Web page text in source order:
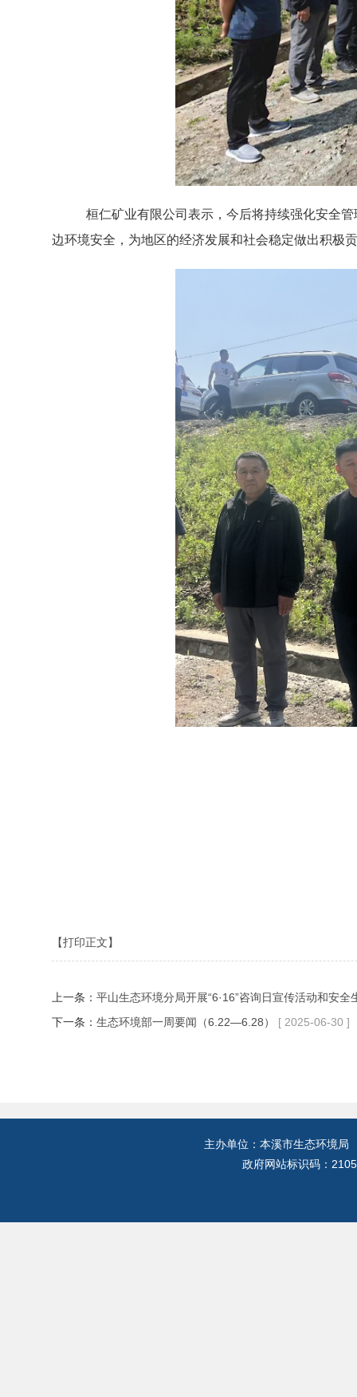
桓仁矿业有限公司表示，今后将持续强化安全
边环境安全，为地区的经济发展和社会稳定做出积极
【打印正文】
上一条： 平山生态环境分局开展“6·16”咨询日宣传活动和安全
下一条： 生态环境部一周要闻（6.22—6.28） [ 2025-06-30 ]
主办单位：本溪市生态环境
政府网站标识码：